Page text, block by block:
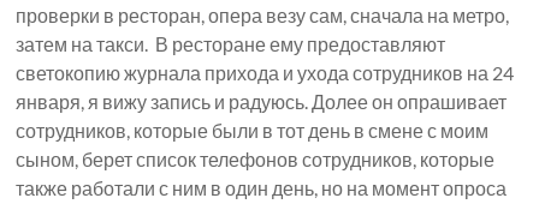
проверки в ресторан, опера везу сам, сначала на метро,
затем на такси. В ресторане ему предоставляют
светокопию журнала прихода и ухода сотрудников на 24
января, я вижу запись и радуюсь. Долее он опрашивает
сотрудников, которые были в тот день в смене с моим
сыном, берет список телефонов сотрудников, которые
также работали с ним в один день, но на момент опроса